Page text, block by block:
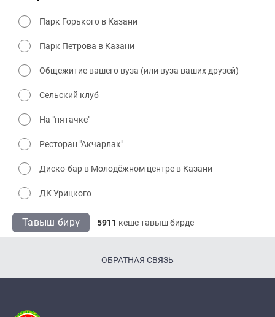
Парк Горького в Казани
Парк Петрова в Казани
Общежитие вашего вуза (или вуза ваших друзей)
Сельский клуб
На "пятачке"
Ресторан "Акчарлак"
Диско-бар в Молодёжном центре в Казани
ДК Урицкого
Тавыш бирү 5911 кеше тавыш бирде
ОБРАТНАЯ СВЯЗЬ